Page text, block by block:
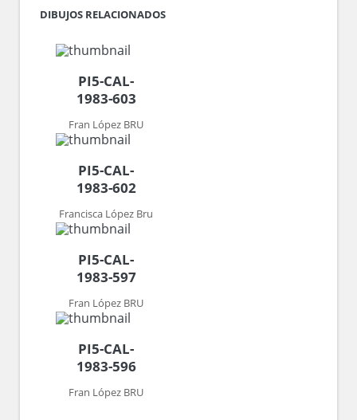
DIBUJOS RELACIONADOS
PI5-CAL-
1983-603
Fran López BRU
PI5-CAL-
1983-602
Francisca López Bru
PI5-CAL-
1983-597
Fran López BRU
PI5-CAL-
1983-596
Fran López BRU